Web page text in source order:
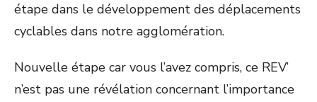
étape dans le développement des déplacements
cyclables dans notre agglomération.
Nouvelle étape car vous l’avez compris, ce REV’
n’est pas une révélation concernant l’importance